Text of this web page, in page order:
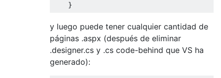
}
y luego puede tener cualquier cantidad de
páginas .aspx (después de eliminar
.designer.cs y .cs code-behind que VS ha
generado):